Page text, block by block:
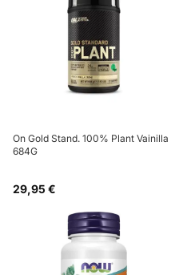
On Gold Stand. 100% Plant Vainilla
684G
29,95 €